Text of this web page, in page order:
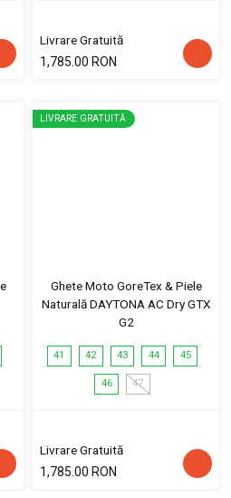
Livrare Gratuită
1,785.00 RON
LIVRARE GRATUITĂ
Ghete Moto GoreTex & Piele
Naturală DAYTONA AC Dry GTX
G2
41 42 43 44 45
46 47
Livrare Gratuită
1,785.00 RON